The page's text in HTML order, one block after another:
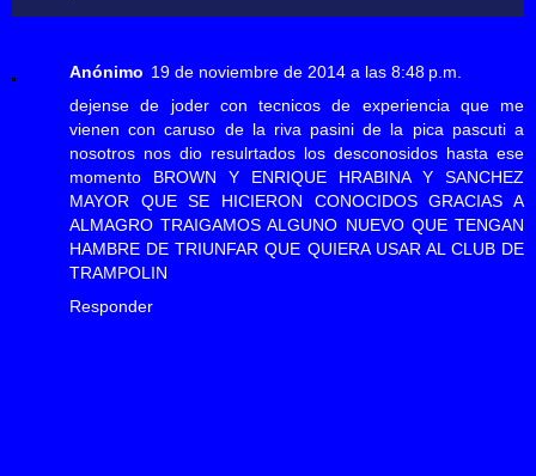
Anónimo 19 de noviembre de 2014 a las 8:48 p.m.
dejense de joder con tecnicos de experiencia que me
vienen con caruso de la riva pasini de la pica pascuti a
nosotros nos dio resulrtados los desconosidos hasta ese
momento BROWN Y ENRIQUE HRABINA Y SANCHEZ
MAYOR QUE SE HICIERON CONOCIDOS GRACIAS A
ALMAGRO TRAIGAMOS ALGUNO NUEVO QUE TENGAN
HAMBRE DE TRIUNFAR QUE QUIERA USAR AL CLUB DE
TRAMPOLIN
Responder